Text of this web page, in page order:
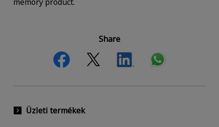
Share
Üzleti termékek